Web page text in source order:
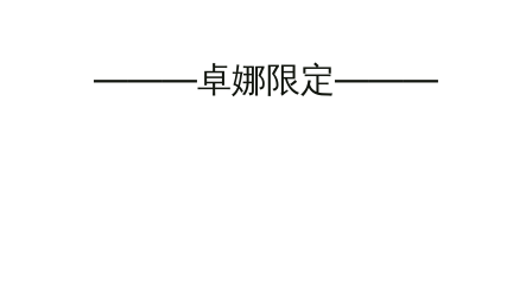
———卓娜限定———